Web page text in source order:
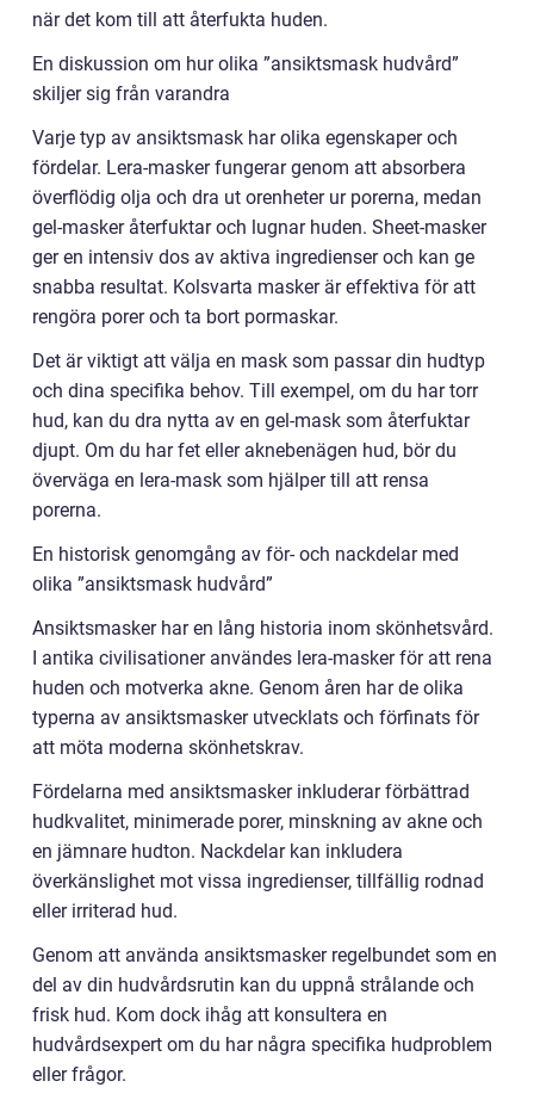
när det kom till att återfukta huden.
En diskussion om hur olika ”ansiktsmask hudvård”
skiljer sig från varandra
Varje typ av ansiktsmask har olika egenskaper och
fördelar. Lera-masker fungerar genom att absorbera
överflödig olja och dra ut orenheter ur porerna, medan
gel-masker återfuktar och lugnar huden. Sheet-masker
ger en intensiv dos av aktiva ingredienser och kan ge
snabba resultat. Kolsvarta masker är effektiva för att
rengöra porer och ta bort pormaskar.
Det är viktigt att välja en mask som passar din hudtyp
och dina specifika behov. Till exempel, om du har torr
hud, kan du dra nytta av en gel-mask som återfuktar
djupt. Om du har fet eller aknebenägen hud, bör du
överväga en lera-mask som hjälper till att rensa
porerna.
En historisk genomgång av för- och nackdelar med
olika ”ansiktsmask hudvård”
Ansiktsmasker har en lång historia inom skönhetsvård.
I antika civilisationer användes lera-masker för att rena
huden och motverka akne. Genom åren har de olika
typerna av ansiktsmasker utvecklats och förfinats för
att möta moderna skönhetskrav.
Fördelarna med ansiktsmasker inkluderar förbättrad
hudkvalitet, minimerade porer, minskning av akne och
en jämnare hudton. Nackdelar kan inkludera
överkänslighet mot vissa ingredienser, tillfällig rodnad
eller irriterad hud.
Genom att använda ansiktsmasker regelbundet som en
del av din hudvårdsrutin kan du uppnå strålande och
frisk hud. Kom dock ihåg att konsultera en
hudvårdsexpert om du har några specifika hudproblem
eller frågor.